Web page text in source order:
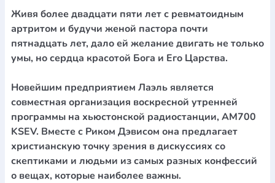
Книга в комплекті
За додатковою інформацією дзвоніть за номером:+38
Живя более двадцати пяти лет с ревматоидным
артритом и будучи женой пастора почти
пятнадцать лет, дало ей желание двигать не только
умы, но сердца красотой Бога и Его Царства.
Новейшим предприятием Лаэль является
совместная организация воскресной утренней
программы на хьюстонской радиостанции, AM700
KSEV. Вместе с Риком Дэвисом она предлагает
христианскую точку зрения в дискуссиях со
скептиками и людьми из самых разных конфессий
о вещах, которые наиболее важны.